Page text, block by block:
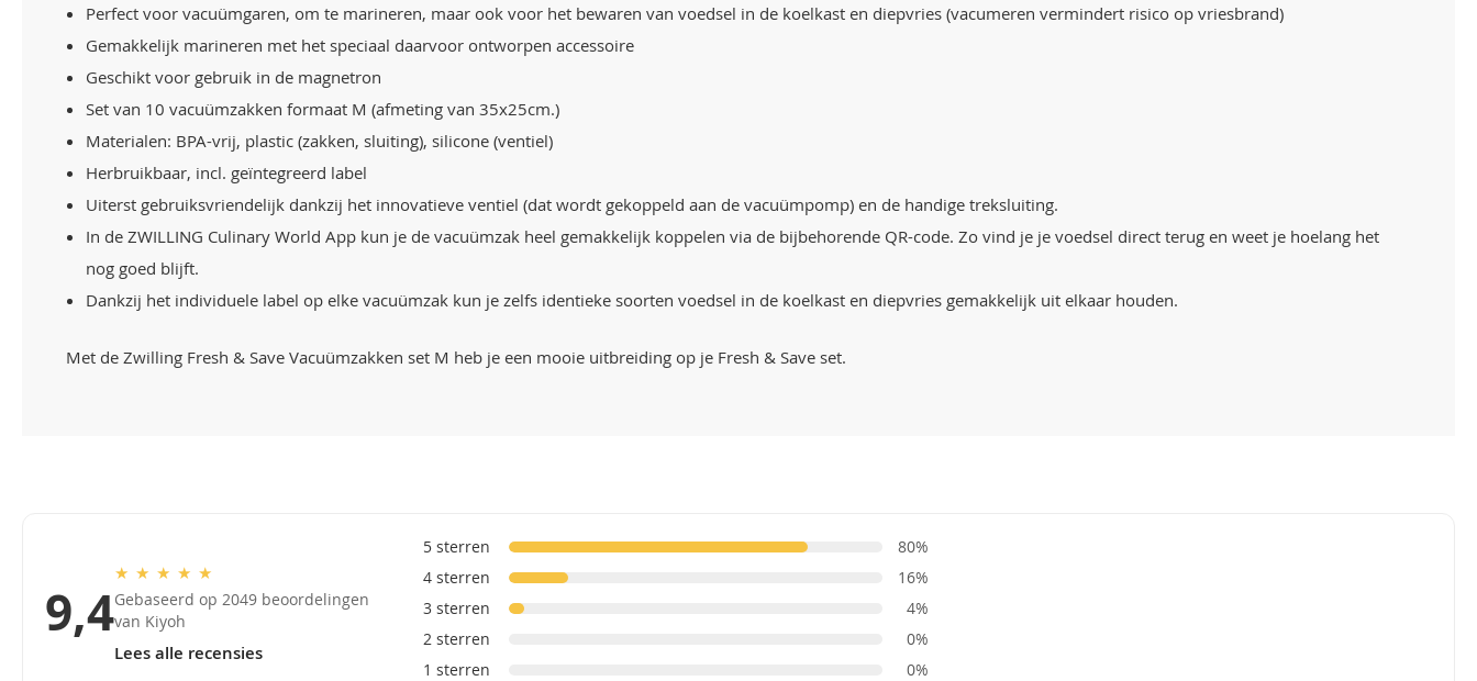
Perfect voor vacuümgaren, om te marineren, maar ook voor het bewaren van voedsel in de koelkast en diepvries (vacumeren vermindert risico op vriesbrand)
Gemakkelijk marineren met het speciaal daarvoor ontworpen accessoire
Geschikt voor gebruik in de magnetron
Set van 10 vacuümzakken formaat M (afmeting van 35x25cm.)
Materialen: BPA-vrij, plastic (zakken, sluiting), silicone (ventiel)
Herbruikbaar, incl. geïntegreerd label
Uiterst gebruiksvriendelijk dankzij het innovatieve ventiel (dat wordt gekoppeld aan de vacuümpomp) en de handige treksluiting.
In de ZWILLING Culinary World App kun je de vacuümzak heel gemakkelijk koppelen via de bijbehorende QR-code. Zo vind je je voedsel direct terug en weet je hoelang het
nog goed blijft.
Dankzij het individuele label op elke vacuümzak kun je zelfs identieke soorten voedsel in de koelkast en diepvries gemakkelijk uit elkaar houden.
Met de Zwilling Fresh & Save Vacuümzakken set M heb je een mooie uitbreiding op je Fresh & Save set.
9,4
★ ★ ★ ★ ★
Gebaseerd op 2049 beoordelingen
van Kiyoh
Lees alle recensies
5 sterren
80%
4 sterren
16%
3 sterren
4%
2 sterren
0%
1 sterren
0%